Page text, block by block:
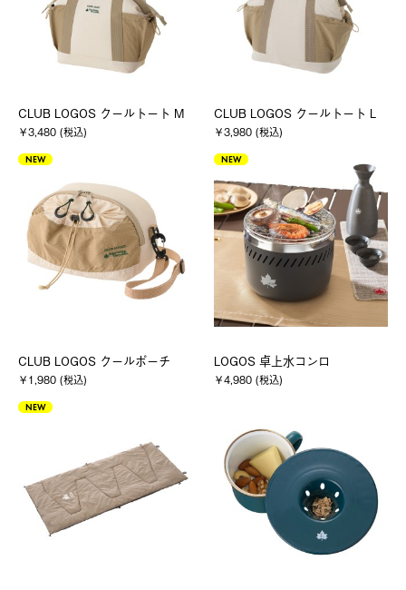
CLUB LOGOS クールトート M
￥3,480 (税込)
CLUB LOGOS クールトート L
￥3,980 (税込)
NEW
CLUB LOGOS クールポーチ
￥1,980 (税込)
NEW
LOGOS 卓上水コンロ
￥4,980 (税込)
NEW